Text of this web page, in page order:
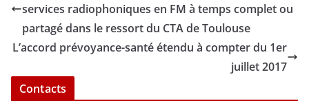
services radiophoniques en FM à temps complet ou
partagé dans le ressort du CTA de Toulouse
L’accord prévoyance-santé étendu à compter du 1er
juillet 2017
Contacts